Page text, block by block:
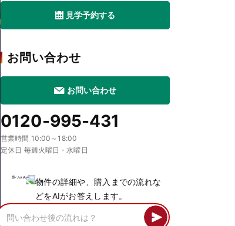
見学予約する
お問い合わせ
お問い合わせ
0120-995-431
営業時間 10:00～18:00
定休日 毎週火曜日・水曜日
物件の詳細や、購入までの流れな
どをAIがお答えします。